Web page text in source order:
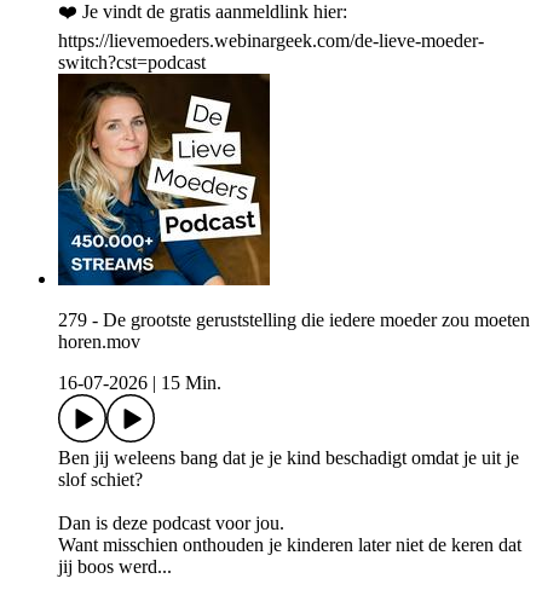
❤️ Je vindt de gratis aanmeldlink hier:
https://lievemoeders.webinargeek.com/de-lieve-moeder-
switch?cst=podcast
279 - De grootste geruststelling die iedere moeder zou moeten
horen.mov
16-07-2026
15 Min.
Ben jij weleens bang dat je je kind beschadigt omdat je uit je
slof schiet?
Dan is deze podcast voor jou.
Want misschien onthouden je kinderen later niet de keren dat
jij boos werd...